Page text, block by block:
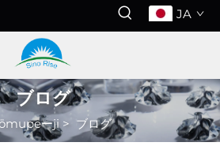
JA
ブログ
ーji > ブログ